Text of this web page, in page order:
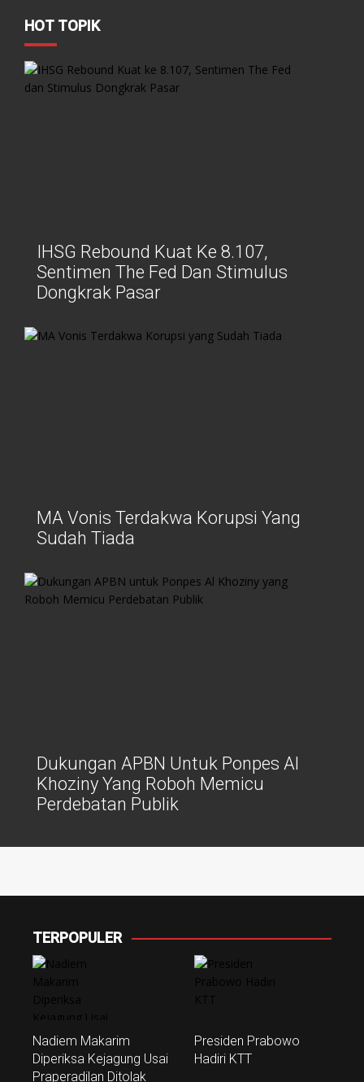
HOT TOPIK
IHSG Rebound Kuat Ke 8.107,
Sentimen The Fed Dan Stimulus
Dongkrak Pasar
MA Vonis Terdakwa Korupsi Yang
Sudah Tiada
Dukungan APBN Untuk Ponpes Al
Khoziny Yang Roboh Memicu
Perdebatan Publik
TERPOPULER
Nadiem Makarim
Diperiksa Kejagung Usai
Praperadilan Ditolak
Presiden Prabowo
Hadiri KTT